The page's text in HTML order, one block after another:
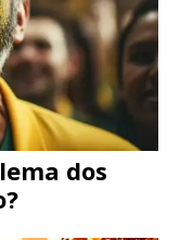
dos